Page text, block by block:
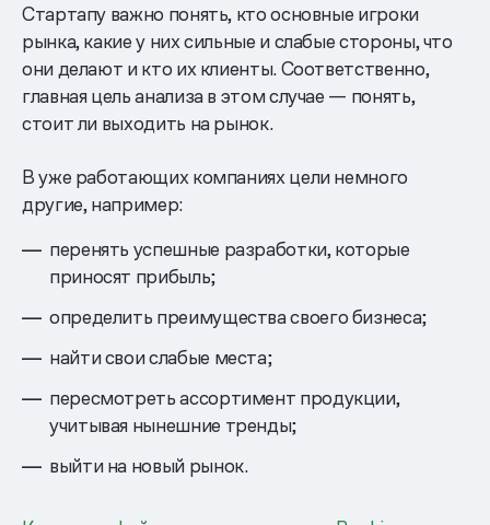
Стартапу важно понять, кто основные игроки
рынка, какие у них сильные и слабые стороны, что
они делают и кто их клиенты. Соответственно,
главная цель анализа в этом случае — понять,
стоит ли выходить на рынок.
В уже работающих компаниях цели немного
другие, например:
перенять успешные разработки, которые
приносят прибыль;
определить преимущества своего бизнеса;
найти свои слабые места;
пересмотреть ассортимент продукции,
учитывая нынешние тренды;
выйти на новый рынок.